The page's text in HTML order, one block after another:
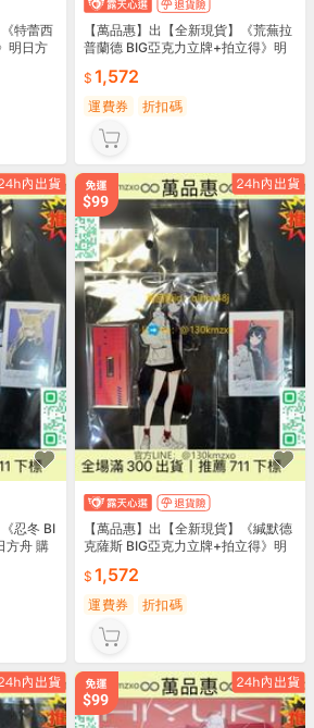
特蕾西
明日方
【萬品惠】出【全新現貨】《荒蕪拉
普蘭德 BIG亞克力立牌+拍立得》明
1,572
運費券 折扣碼
忍冬 BI
方舟 購
【萬品惠】出【全新現貨】《緘默德
克薩斯 BIG亞克力立牌+拍立得》明
1,572
運費券 折扣碼